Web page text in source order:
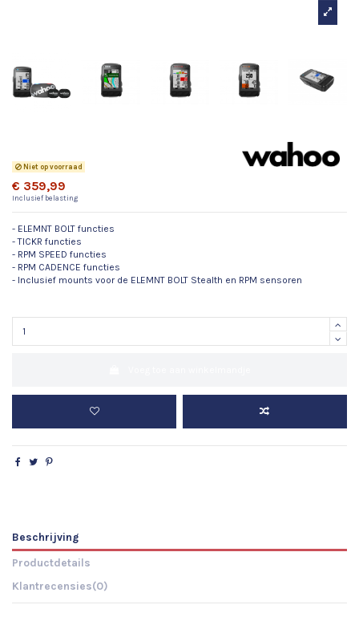
Niet op voorraad
€ 359,99
Inclusief belasting
- ELEMNT BOLT functies
- TICKR functies
- RPM SPEED functies
- RPM CADENCE functies
- Inclusief mounts voor de ELEMNT BOLT Stealth en RPM sensoren
Beschrijving
Productdetails
Klantrecensies(0)